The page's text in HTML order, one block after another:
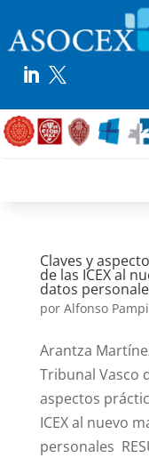
 
Claves y
de las ICEX al
datos
por Alfonso
Arantza
Tribunal Vasco
aspectos
ICEX al nuevo
personales